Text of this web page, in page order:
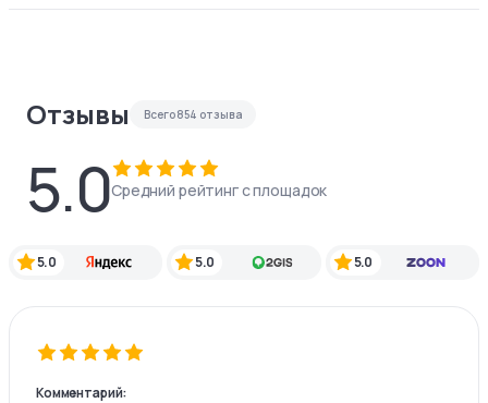
Отзывы Всего854 отзыва
5.0Средний рейтинг с площадок
5.0 5.0 5.0
Комментарий: